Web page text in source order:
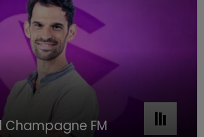
Champagne FM